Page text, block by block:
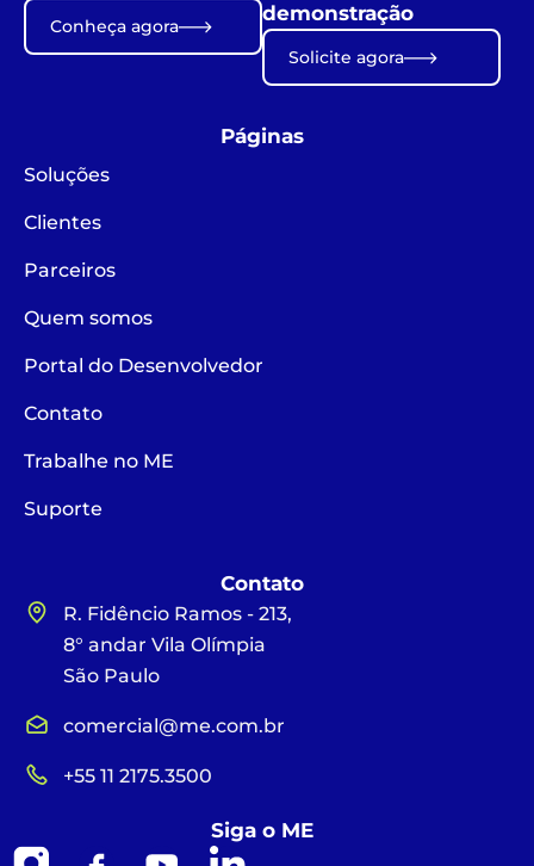
Conheça agora
demonstração
Solicite agora
Páginas
Soluções
Clientes
Parceiros
Quem somos
Portal do Desenvolvedor
Contato
Trabalhe no ME
Suporte
Contato
R. Fidêncio Ramos - 213,
8° andar Vila Olímpia
São Paulo
comercial@me.com.br
+55 11 2175.3500
Siga o ME